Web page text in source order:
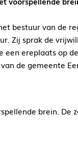
bestuur van de
Zij sprak de
een ereplaats op
de gemeente
brein. De